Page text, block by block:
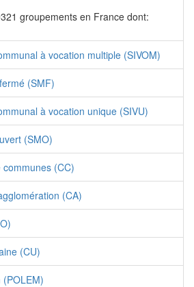
groupements en France dont:
à vocation multiple (SIVOM)
(SMF)
à vocation unique (SIVU)
(SMO)
(CC)
(CA)
(CU)